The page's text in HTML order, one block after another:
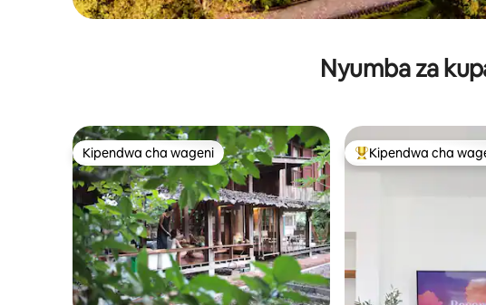
Nyumba za
Kipendwa cha wageni
Kipendwa cha wageni Kipendwa maarufu
Kipendwa cha